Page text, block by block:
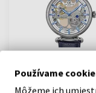
CVZ0031WHS Elzach
automatic 42mm
Používame
Môžeme ich